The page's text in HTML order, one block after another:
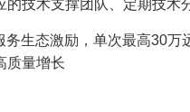
的技术支撑团队、定期技术
务生态激励，单次最高30万
质量增长